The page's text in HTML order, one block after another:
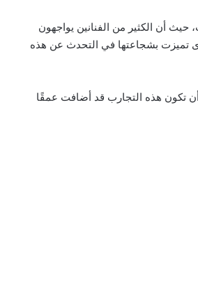
أن الكثير من الفنانين يواجهون
تميزت بشجاعتها في التحدث عن هذه
تكون هذه التجارب قد أضافت عمقًا